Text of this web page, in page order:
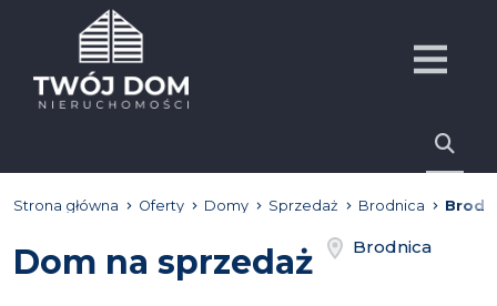
Strona główna Oferty Domy Sprzedaż Brodnica
Dom na sprzedaż Brodnica